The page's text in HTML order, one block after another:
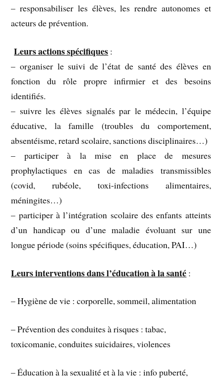
– responsabiliser les élèves, les rendre autonomes et
acteurs de prévention.
Leurs actions spécifiques :
– organiser le suivi de l’état de santé des élèves en
fonction du rôle propre infirmier et des besoins
identifiés.
– suivre les élèves signalés par le médecin, l’équipe
éducative, la famille (troubles du comportement,
absentéisme, retard scolaire, sanctions disciplinaires…)
– participer à la mise en place de mesures
prophylactiques en cas de maladies transmissibles
(covid, rubéole, toxi-infections alimentaires,
méningites…)
– participer à l’intégration scolaire des enfants atteints
d’un handicap ou d’une maladie évoluant sur une
longue période (soins spécifiques, éducation, PAI…)
Leurs interventions dans l’éducation à la santé :
– Hygiène de vie : corporelle, sommeil, alimentation
– Prévention des conduites à risques : tabac,
toxicomanie, conduites suicidaires, violences
– Éducation à la sexualité et à la vie : info puberté,